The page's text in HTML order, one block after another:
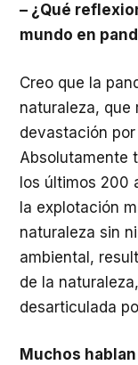
– ¿Qué
mundo en
Creo que la
naturaleza, que
devastación
Absolutamente
los últimos 200
la explotación
naturaleza sin
ambiental,
de la
desarticulada
Muchos